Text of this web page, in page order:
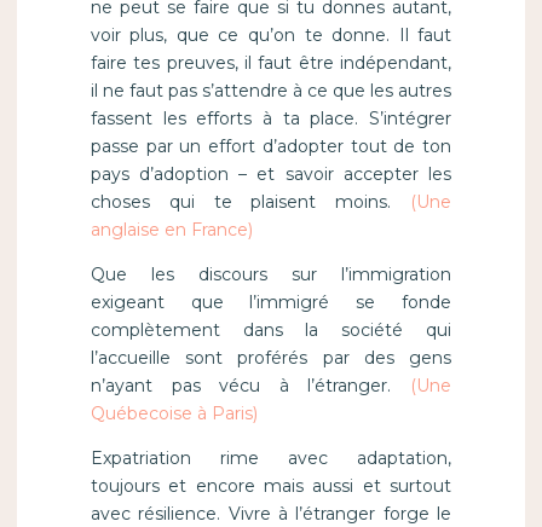
ne peut se faire que si tu donnes autant,
voir plus, que ce qu’on te donne. Il faut
faire tes preuves, il faut être indépendant,
il ne faut pas s’attendre à ce que les autres
fassent les efforts à ta place. S’intégrer
passe par un effort d’adopter tout de ton
pays d’adoption – et savoir accepter les
choses qui te plaisent moins.
(Une
anglaise en France)
Que les discours sur l’immigration
exigeant que l’immigré se fonde
complètement dans la société qui
l’accueille sont proférés par des gens
n’ayant pas vécu à l’étranger. (Une
Québecoise à Paris)
Expatriation rime avec adaptation,
toujours et encore mais aussi et surtout
avec résilience. Vivre à l’étranger forge le